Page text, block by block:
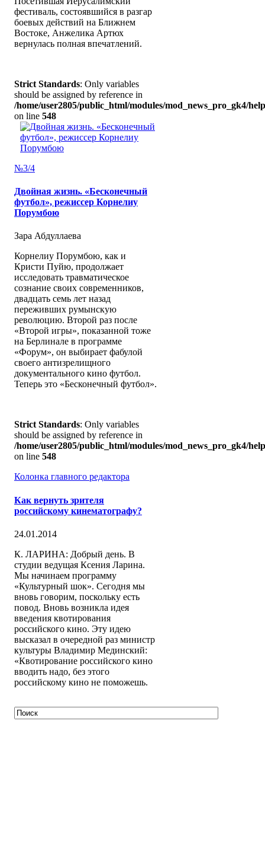
фестиваль, состоявшийся в разгар
боевых действий на Ближнем
Востоке, Анжелика Артюх
вернулась полная впечатлений.
Strict Standards: Only variables
should be assigned by reference in
/home/user2805/public_html/modules/mod_news_pro_gk4/
on line 548
№3/4
Двойная жизнь. «Бесконечный
футбол», режиссер Корнелиу
Порумбою
Зара Абдуллаева
Корнелиу Порумбою, как и
Кристи Пуйю, продолжает
исследовать травматическое
сознание своих современников,
двадцать семь лет назад
переживших румынскую
революцию. Второй раз после
«Второй игры», показанной тоже
на Берлинале в программе
«Форум», он выбирает фабулой
своего антизрелищного
документального кино футбол.
Теперь это «Бесконечный футбол».
Strict Standards: Only variables
should be assigned by reference in
/home/user2805/public_html/modules/mod_news_pro_gk4/
on line 548
Колонка главного редактора
Как вернуть зрителя
российскому кинематографу?
24.01.2014
К. ЛАРИНА: Добрый день. В
студии ведущая Ксения Ларина.
Мы начинаем программу
«Культурный шок». Сегодня мы
вновь говорим, поскольку есть
повод. Вновь возникла идея
введения квотирования
российского кино. Эту идею
высказал в очередной раз министр
культуры Владимир Мединский:
«Квотирование российского кино
вводить надо, без этого
российскому кино не поможешь.